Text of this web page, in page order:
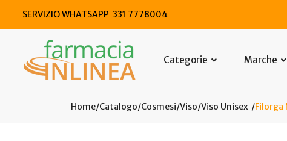
SERVIZIO WHATSAPP 331 7778004
Categorie Marche
Home Catalogo/Cosmesi/Viso/Viso Unisex Filorga